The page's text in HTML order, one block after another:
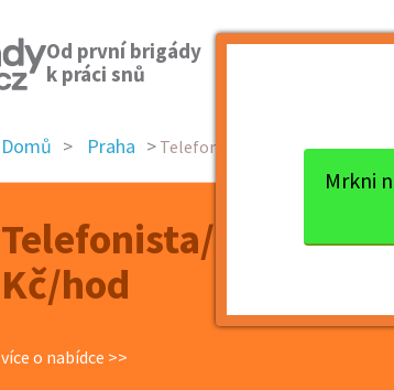
Od první brigády
k práci snů
Mrkni
Domů Praha Telefonista/ka Online Marke...
Telefonista/ka
Kč/hod
více o nabídce >>